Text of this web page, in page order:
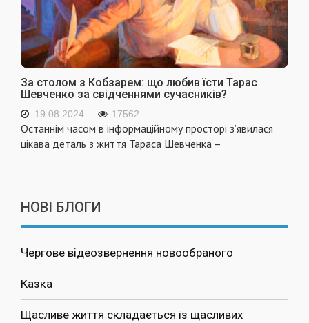
За столом з Кобзарем: що любив їсти Тарас
Шевченко за свідченнями сучасників?
19.08.2024 17562
Останнім часом в інформаційному просторі з’явилася
цікава деталь з життя Тараса Шевченка –
...
НОВІ БЛОГИ
Чергове відеозвернення новообраного
Казка
Щасливе життя складається із щасливих